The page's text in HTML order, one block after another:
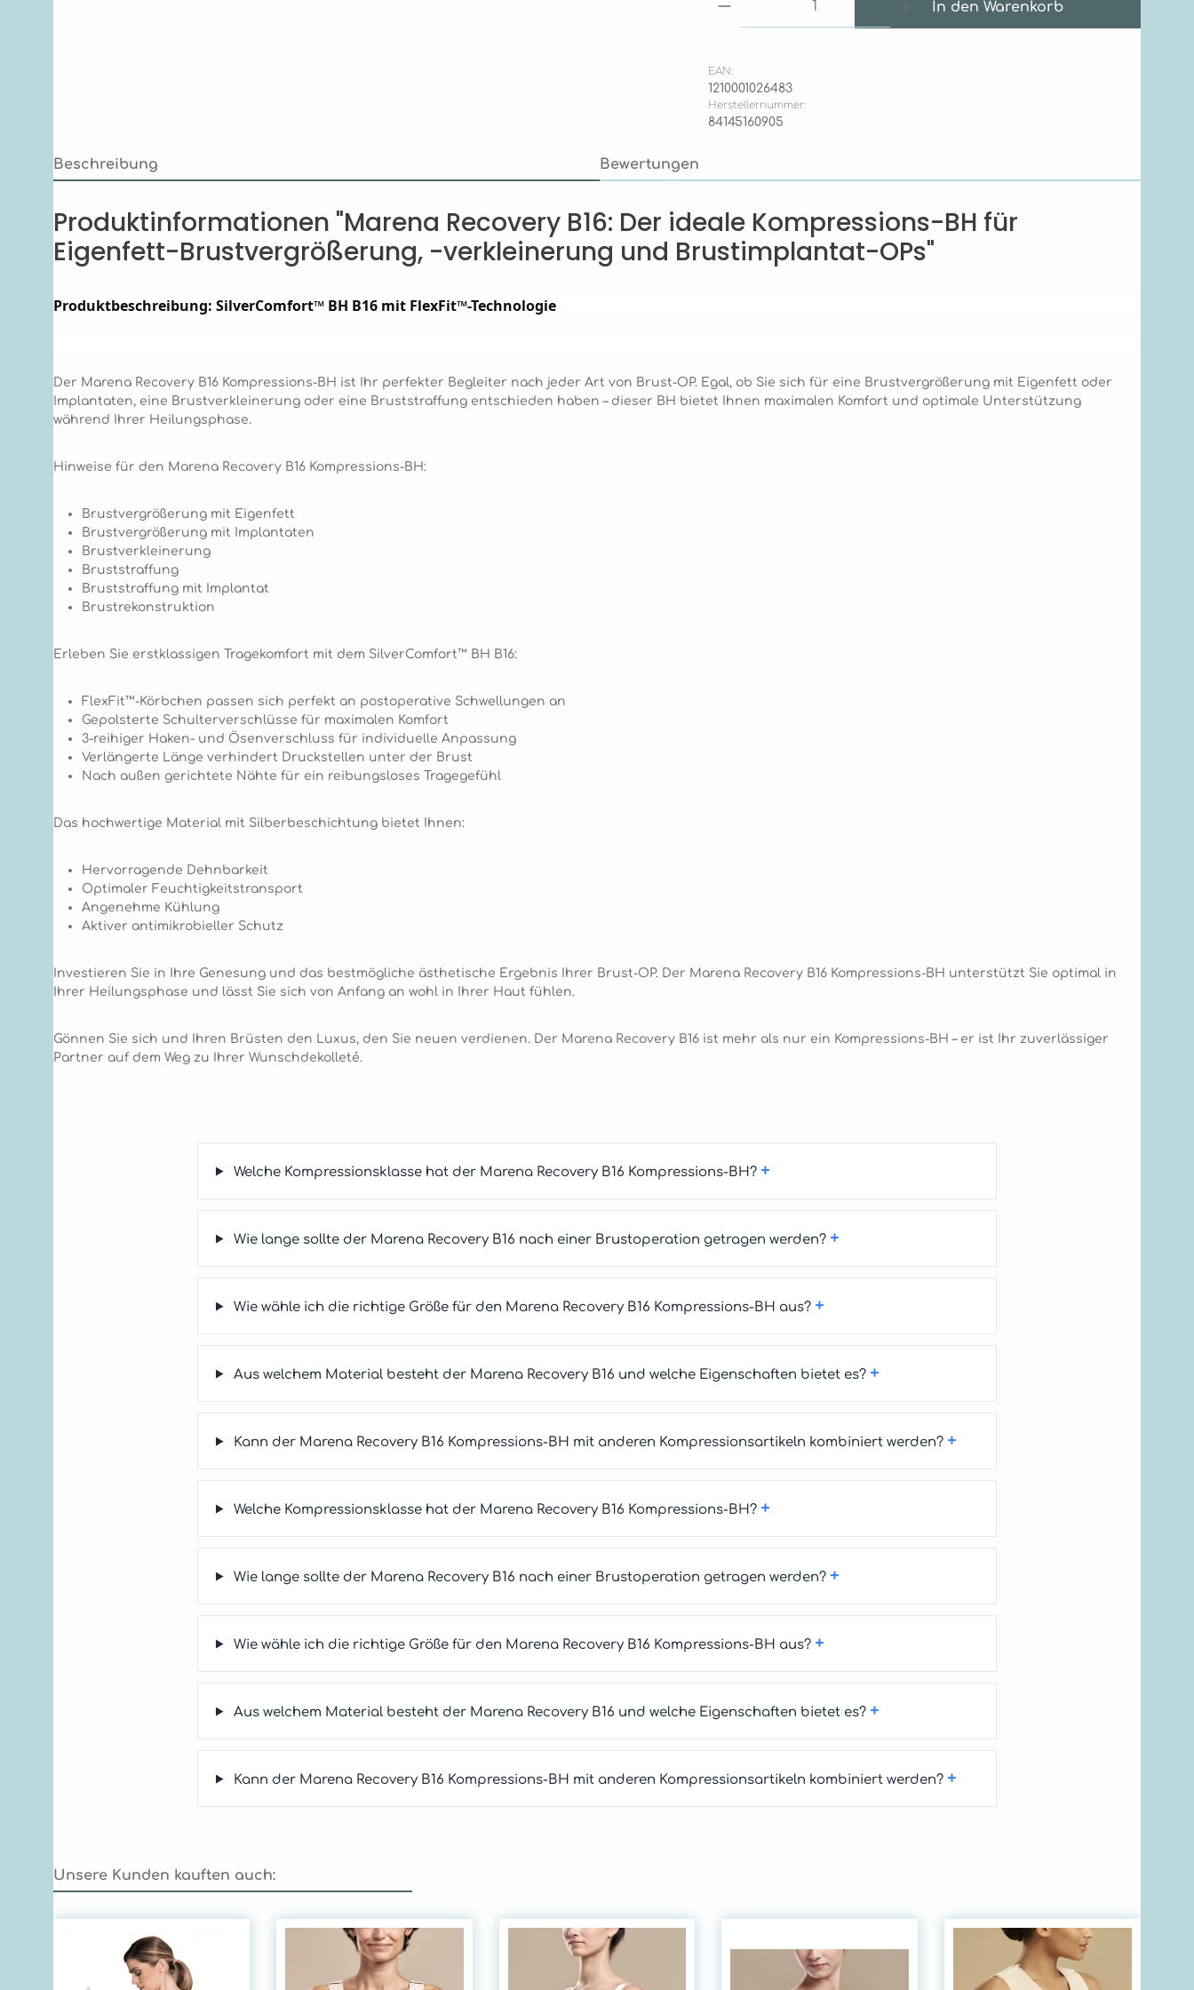
In den Warenkorb
EAN:
1210001026483
Herstellernummer:
84145160905
Beschreibung Bewertungen
Produktinformationen "Marena Recovery B16: Der ideale Kompressions-BH für
Eigenfett-Brustvergrößerung, -verkleinerung und Brustimplantat-OPs"
Produktbeschreibung: SilverComfort™ BH B16 mit FlexFit™-Technologie
Der Marena Recovery B16 Kompressions-BH ist Ihr perfekter Begleiter nach jeder Art von Brust-OP. Egal, ob Sie sich für eine Brustvergrößerung mit Eigenfett oder
Implantaten, eine Brustverkleinerung oder eine Bruststraffung entschieden haben – dieser BH bietet Ihnen maximalen Komfort und optimale Unterstützung
während Ihrer Heilungsphase.
Hinweise für den Marena Recovery B16 Kompressions-BH:
Brustvergrößerung mit Eigenfett
Brustvergrößerung mit Implantaten
Brustverkleinerung
Bruststraffung
Bruststraffung mit Implantat
Brustrekonstruktion
Erleben Sie erstklassigen Tragekomfort mit dem SilverComfort™ BH B16:
FlexFit™-Körbchen passen sich perfekt an postoperative Schwellungen an
Gepolsterte Schulterverschlüsse für maximalen Komfort
3-reihiger Haken- und Ösenverschluss für individuelle Anpassung
Verlängerte Länge verhindert Druckstellen unter der Brust
Nach außen gerichtete Nähte für ein reibungsloses Tragegefühl
Das hochwertige Material mit Silberbeschichtung bietet Ihnen:
Hervorragende Dehnbarkeit
Optimaler Feuchtigkeitstransport
Angenehme Kühlung
Aktiver antimikrobieller Schutz
Investieren Sie in Ihre Genesung und das bestmögliche ästhetische Ergebnis Ihrer Brust-OP. Der Marena Recovery B16 Kompressions-BH unterstützt Sie optimal in
Ihrer Heilungsphase und lässt Sie sich von Anfang an wohl in Ihrer Haut fühlen.
Gönnen Sie sich und Ihren Brüsten den Luxus, den Sie neuen verdienen. Der Marena Recovery B16 ist mehr als nur ein Kompressions-BH – er ist Ihr zuverlässiger
Partner auf dem Weg zu Ihrer Wunschdekolleté.
Welche Kompressionsklasse hat der Marena Recovery B16 Kompressions-BH? +
Wie lange sollte der Marena Recovery B16 nach einer Brustoperation getragen werden? +
Wie wähle ich die richtige Größe für den Marena Recovery B16 Kompressions-BH aus? +
Aus welchem Material besteht der Marena Recovery B16 und welche Eigenschaften bietet es? +
Kann der Marena Recovery B16 Kompressions-BH mit anderen Kompressionsartikeln kombiniert werden? +
Welche Kompressionsklasse hat der Marena Recovery B16 Kompressions-BH? +
Wie lange sollte der Marena Recovery B16 nach einer Brustoperation getragen werden? +
Wie wähle ich die richtige Größe für den Marena Recovery B16 Kompressions-BH aus? +
Aus welchem Material besteht der Marena Recovery B16 und welche Eigenschaften bietet es? +
Kann der Marena Recovery B16 Kompressions-BH mit anderen Kompressionsartikeln kombiniert werden? +
Unsere Kunden kauften auch: